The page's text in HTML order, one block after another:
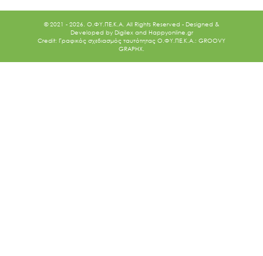
© 2021 - 2026. O.ΦΥ.ΠΕ.Κ.Α. All Rights Reserved - Designed &
Developed by Digilex and Happyonline.gr
Credit: Γραφικός σχεδιασμός ταυτότητας Ο.ΦΥ.ΠΕ.Κ.Α.: GROOVY
GRAPHX.